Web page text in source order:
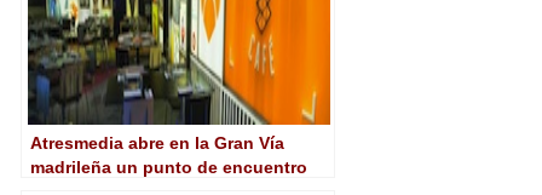
Atresmedia abre en la Gran Vía
madrileña un punto de encuentro